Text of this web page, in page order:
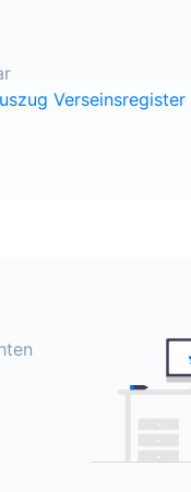
Verseinsregister